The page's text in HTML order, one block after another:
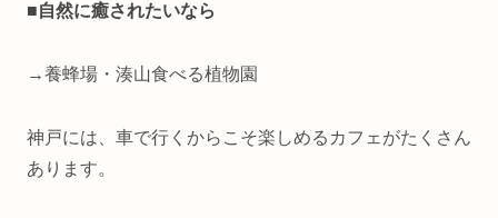
■自然に癒されたいなら
→養蜂場・湊山食べる植物園
神戸には、車で行くからこそ楽しめるカフェがたくさん
あります。